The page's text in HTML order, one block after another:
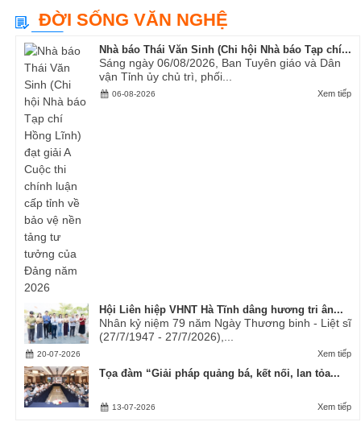
ĐỜI SỐNG VĂN NGHỆ
Nhà báo Thái Văn Sinh (Chi hội Nhà báo Tạp chí...
Sáng ngày 06/08/2026, Ban Tuyên giáo và Dân
vận Tỉnh ủy chủ trì, phối...
Xem tiếp
06-08-2026
Hội Liên hiệp VHNT Hà Tĩnh dâng hương tri ân...
Nhân kỷ niệm 79 năm Ngày Thương binh - Liệt sĩ
(27/7/1947 - 27/7/2026),...
Xem tiếp
20-07-2026
Tọa đàm “Giải pháp quảng bá, kết nối, lan tỏa...
Xem tiếp
13-07-2026